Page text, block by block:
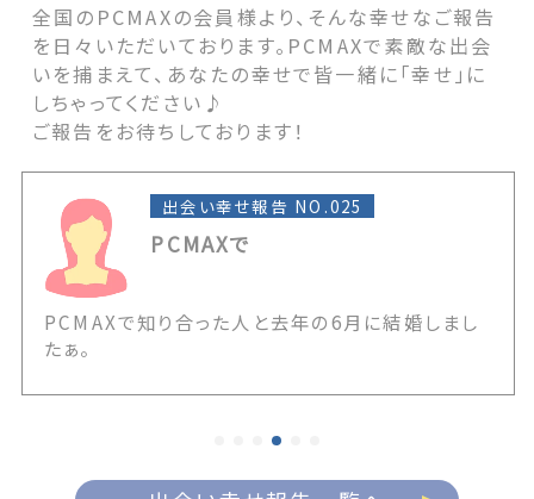
全国のPCMAXの会員様より、そんな幸せなご報告
を日々いただいております。PCMAXで素敵な出会
いを捕まえて、あなたの幸せで皆一緒に「幸せ」に
しちゃってください♪
ご報告をお待ちしております！
出会い幸せ報告 NO.025
PCMAXで
PCMAXで知り合った人と去年の6月に結婚しまし
たぁ。